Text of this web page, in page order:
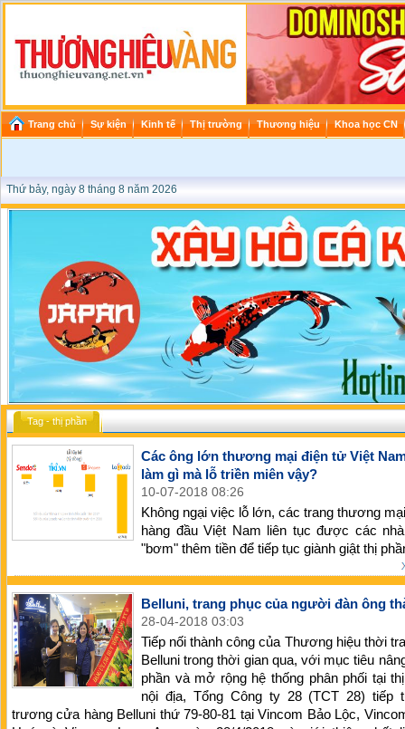
Trang chủ Sự kiện Kinh tế Thị trường Thương hiệu Khoa học CN
Thứ bảy, ngày 8 tháng 8 năm 2026
Tag - thị phần
Các ông lớn thương mại điện tử Việt
làm gì mà lỗ triền miên vậy?
10-07-2018 08:26
Không ngại việc lỗ lớn, các trang thương
hàng đầu Việt Nam liên tục được các
"bơm" thêm tiền để tiếp tục giành giật thị
Belluni, trang phục của người đàn ông
28-04-2018 03:03
Tiếp nối thành công của Thương hiệu thời
Belluni trong thời gian qua, với mục tiêu
phần và mở rộng hệ thống phân phối tại
nội địa, Tổng Công ty 28 (TCT 28) tiếp
trương cửa hàng Belluni thứ 79-80-81 tại Vincom Bảo Lộc,